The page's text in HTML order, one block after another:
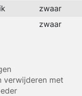
zwaar
zwaar
verwijderen met